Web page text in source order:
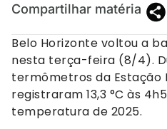
Compartilhar matéria
Belo Horizonte voltou a
nesta terça-feira (8/4).
termômetros da Estação
registraram 13,3 °C às
temperatura de 2025.